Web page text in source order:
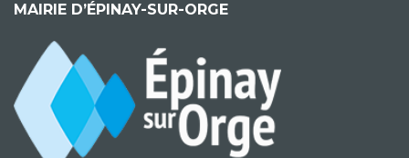
MAIRIE D’ÉPINAY-SUR-ORGE